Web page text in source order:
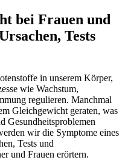
bei Frauen und
Tests
in unserem Körper,
wie Wachstum,
regulieren. Manchmal
Gleichgewicht geraten, was
Gesundheitsproblemen
wir die Symptome eines
Tests und
und Frauen erörtern.